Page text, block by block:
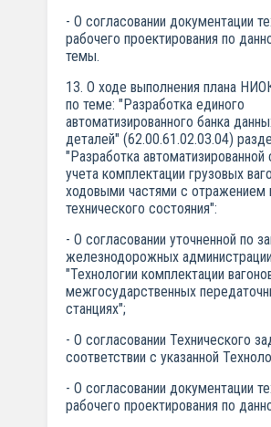
- О согласовании документации
рабочего проектирования по
темы.
13. О ходе выполнения плана
по теме: "Разработка единого
автоматизированного банка
деталей" (62.00.61.02.03.04)
"Разработка
учета комплектации грузовых
ходовыми частями с отражением
технического состояния":
- О согласовании уточненной по
железнодорожных администрации
"Технологии комплектации
межгосударственных
станциях";
- О согласовании Технического
соответствии с указанной
- О согласовании документации
рабочего проектирования по